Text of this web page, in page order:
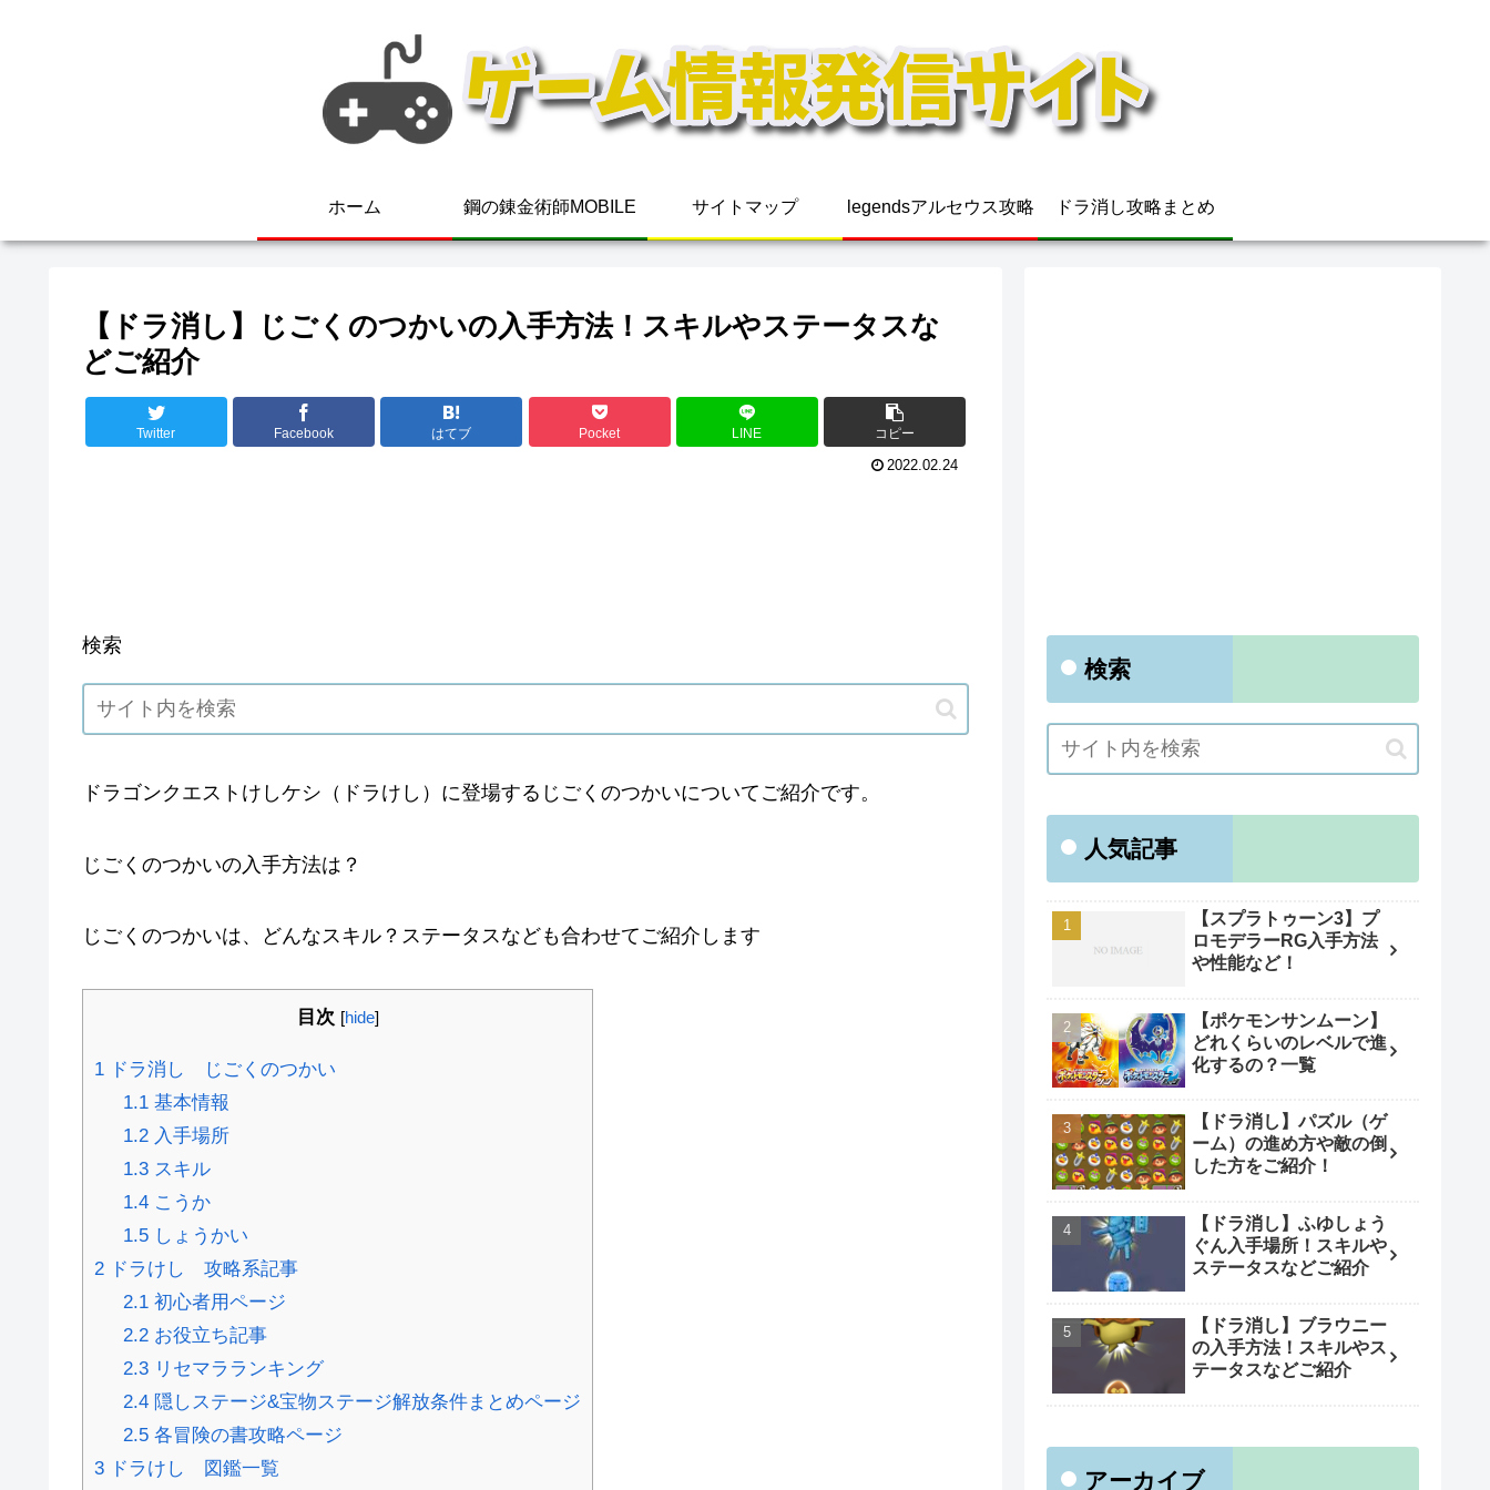
ホーム 鋼の錬金術師MOBILE サイトマップ legendsアルセウス攻略 ドラ消し攻略まとめ
【ドラ消し】じごくのつかいの入手方法！スキルやステータスな
どご紹介
Twitter Facebook はてブ Pocket LINE コピー
2022.02.24
検索
ドラゴンクエストけしケシ（ドラけし）に登場するじごくのつかいについてご紹介です。
じごくのつかいの入手方法は？
じごくのつかいは、どんなスキル？ステータスなども合わせてご紹介します
目次 [hide]
1 ドラ消し じごくのつかい
1.1基本情報
1.2入手場所
1.3スキル
1.4こうか
1.5しょうかい
2 ドラけし 攻略系記事
2.1初心者用ページ
2.2お役立ち記事
2.3リセマラランキング
2.4隠しステージ&宝物ステージ解放条件まとめページ
2.5各冒険の書攻略ページ
3 ドラけし 図鑑一覧
検索
人気記事
【スプラトゥーン3】プ
ロモデラーRG入手方法
や性能など！
【ポケモンサンムーン】
どれくらいのレベルで進
化するの？一覧
【ドラ消し】パズル（ゲ
ーム）の進め方や敵の倒
した方をご紹介！
【ドラ消し】ふゆしょう
ぐん入手場所！スキルや
ステータスなどご紹介
【ドラ消し】ブラウニー
の入手方法！スキルやス
テータスなどご紹介
アーカイブ